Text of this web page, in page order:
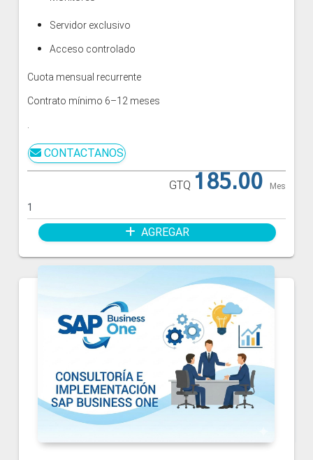
Servidor exclusivo
Acceso controlado
Cuota mensual recurrente
Contrato mínimo 6–12 meses
.
CONTACTANOS
GTQ 185.00Mes
AGREGAR